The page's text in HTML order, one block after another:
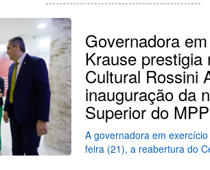
Governadora
Krause
Cultural Rossini
inauguração da
Superior do
A governadora em
feira (21), a reabertura do